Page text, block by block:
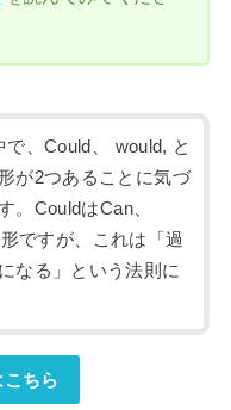
で、Could、 would, と
が2つあることに気づ
。CouldはCan、
ですが、これは「過
なる」という法則に
ちら